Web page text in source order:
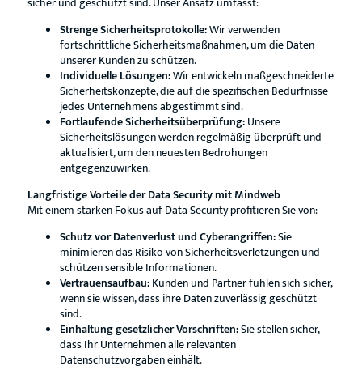
Strenge Sicherheitsprotokolle:Wir verwenden
fortschrittliche Sicherheitsmaßnahmen, um die Daten
unserer Kunden zu schützen.
Individuelle Lösungen:Wir entwickeln maßgeschneiderte
Sicherheitskonzepte, die auf die spezifischen Bedürfnisse
jedes Unternehmens abgestimmt sind.
Fortlaufende Sicherheitsüberprüfung:Unsere
Sicherheitslösungen werden regelmäßig überprüft und
aktualisiert, um den neuesten Bedrohungen
entgegenzuwirken.
Langfristige Vorteile der Data Security mit Mindweb
Mit einem starken Fokus auf Data Security profitieren Sie von:
Schutz vor Datenverlust und Cyberangriffen:Sie
minimieren das Risiko von Sicherheitsverletzungen und
schützen sensible Informationen.
Vertrauensaufbau:Kunden und Partner fühlen sich sicher,
wenn sie wissen, dass ihre Daten zuverlässig geschützt
sind.
Einhaltung gesetzlicher Vorschriften:Sie stellen sicher,
dass Ihr Unternehmen alle relevanten
Datenschutzvorgaben einhält.